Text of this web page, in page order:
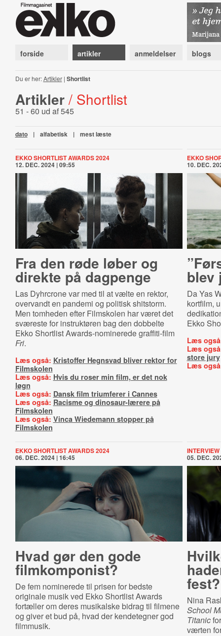
forside artikler anmeldelser blogs
Du er her:Artikler| Shortlist
Artikler / Shortlist
51 - 60 ud af 545
dato | alfabetisk | mest læste
EKKO SHORTLIST AWARDS 2024
12. DEC. 2024 | 09:55
Fra den røde løber og
direkte på dagpenge
Las Dyhrcrone var med til at vælte en rektor,
overvandt en pandemi og politisk shitstorm.
Men tomheden efter Filmskolen har været det
sværeste for instruktøren bag den dobbelte
Ekko Shortlist Awards-nominerede graffiti-film
Fri.
Læs også: Kristoffer Hegnsvad bliver rektor for
Filmskolen
Læs også: Hvis du roser min film, er det nok
løgn
Læs også: Dansk film triumferer i Cannes
Læs også: Racisme og dinosaur-lærere på
Filmskolen
Læs også: Vinca Wiedemann stopper på
Filmskolen
EKKO
10. DEC.
blev
Da Yas
kortfilm,
Ekko
Læs
Læs
store jury
Læs
EKKO SHORTLIST AWARDS 2024
06. DEC. 2024 | 16:45
Hvad gør den gode
filmkomponist?
De fem nominerede til prisen for bedste
originale musik ved Ekko Shortlist Awards
fortæller om deres musikalske bidrag til filmene
og giver et bud på, hvad der kendetegner god
filmmusik.
INTERVIEW
05. DEC.
fest?
Nina
School
Titanic
værten